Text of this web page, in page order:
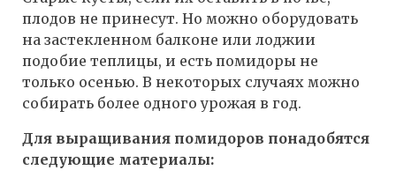
плодов не принесут. Но можно оборудовать
на застекленном балконе или лоджии
подобие теплицы, и есть помидоры не
только осенью. В некоторых случаях можно
собирать более одного урожая в год.
Для выращивания помидоров понадобятся
следующие материалы: